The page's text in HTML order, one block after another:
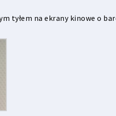
tyłem na ekrany kinowe o